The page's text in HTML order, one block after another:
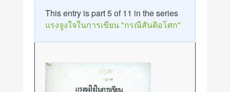
This entry is part 5 of 11 in the series
แรงจูงใจในการเขียน "กรณีสันติอโศก"